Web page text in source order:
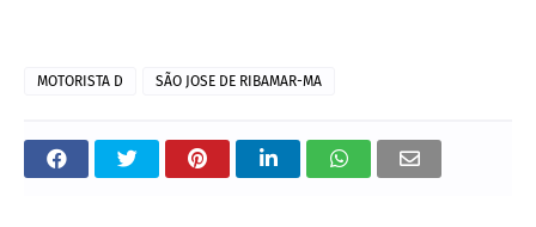
MOTORISTA D SÃO JOSE DE RIBAMAR-MA